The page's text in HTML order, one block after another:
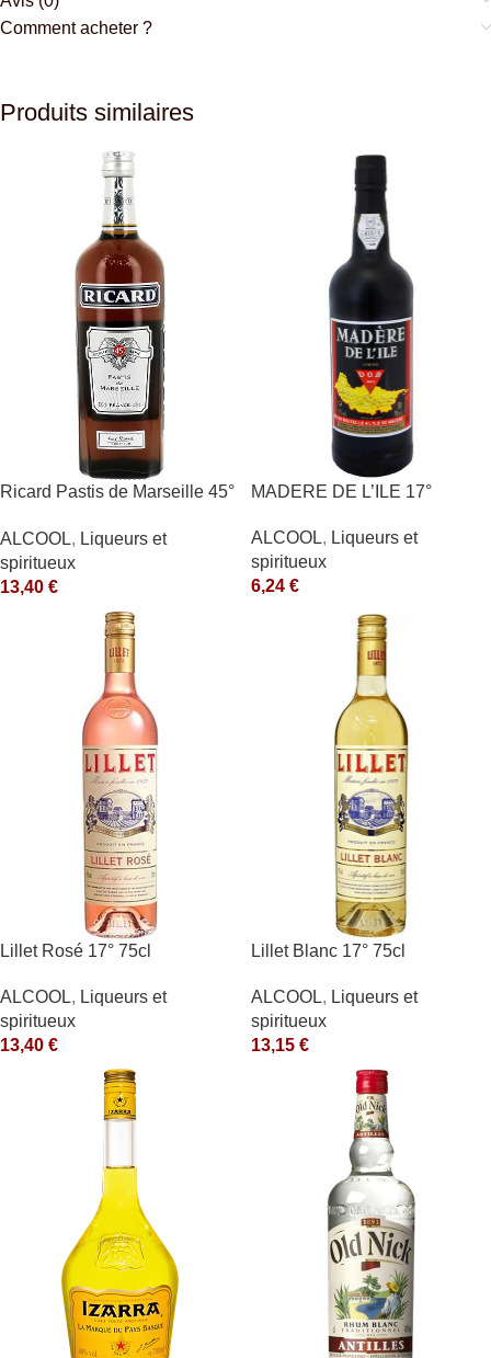
Comment acheter ?
Produits similaires
Ricard Pastis de Marseille 45°
ALCOOL, Liqueurs et
spiritueux
13,40 €
MADERE DE L’ILE 17°
ALCOOL, Liqueurs et
spiritueux
6,24 €
Lillet Rosé 17° 75cl
ALCOOL, Liqueurs et
spiritueux
13,40 €
Lillet Blanc 17° 75cl
ALCOOL, Liqueurs et
spiritueux
13,15 €